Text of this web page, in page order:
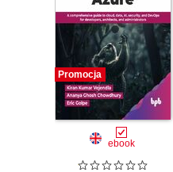
Promocja
ebook